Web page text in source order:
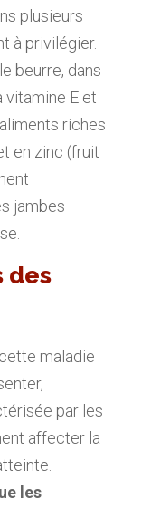
plusieurs
à privilégier.
beurre, dans
E et
riches
en zinc (fruit
jambes
des
maladie
par les
affecter la
les